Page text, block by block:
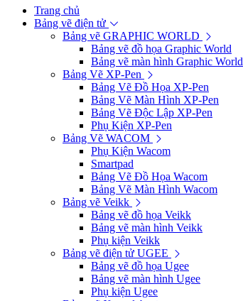
Trang chủ
Bảng vẽ điện tử
Bảng vẽ GRAPHIC WORLD
Bảng vẽ đồ họa Graphic World
Bảng vẽ màn hình Graphic World
Bảng Vẽ XP-Pen
Bảng Vẽ Đồ Họa XP-Pen
Bảng Vẽ Màn Hình XP-Pen
Bảng Vẽ Độc Lập XP-Pen
Phụ Kiện XP-Pen
Bảng Vẽ WACOM
Phụ Kiện Wacom
Smartpad
Bảng Vẽ Đồ Họa Wacom
Bảng Vẽ Màn Hình Wacom
Bảng vẽ Veikk
Bảng vẽ đồ họa Veikk
Bảng vẽ màn hình Veikk
Phụ kiện Veikk
Bảng vẽ điện tử UGEE
Bảng vẽ đồ họa Ugee
Bảng vẽ màn hình Ugee
Phụ kiện Ugee